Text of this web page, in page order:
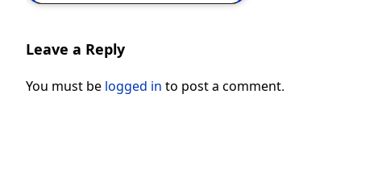
Leave a Reply
You must belogged into post a comment.